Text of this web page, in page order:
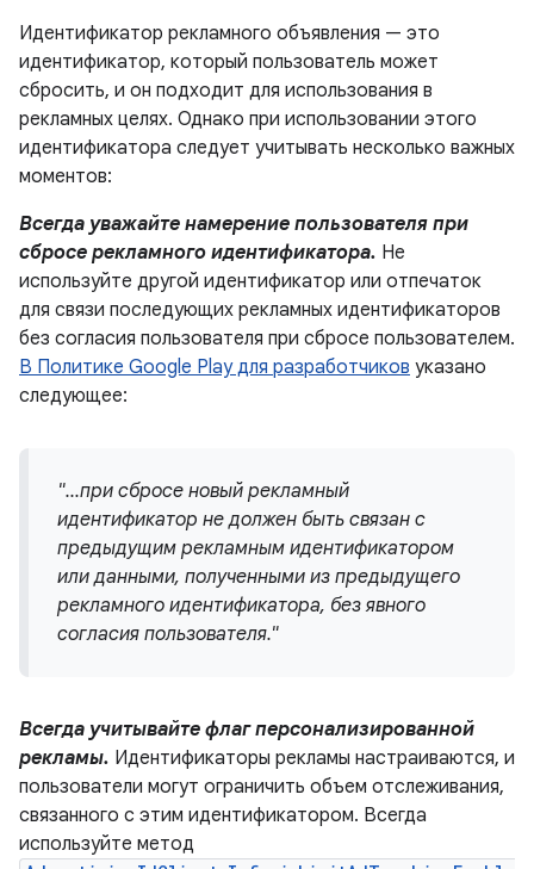
Идентификатор рекламного объявления — это
идентификатор, который пользователь может
сбросить, и он подходит для использования в
рекламных целях. Однако при использовании этого
идентификатора следует учитывать несколько важных
моментов:
Всегда уважайте намерение пользователя при
сбросе рекламного идентификатора. Не
используйте другой идентификатор или отпечаток
для связи последующих рекламных идентификаторов
без согласия пользователя при сбросе пользователем.
В Политике Google Play для разработчиков указано
следующее:
"...при сбросе новый рекламный
идентификатор не должен быть связан с
предыдущим рекламным идентификатором
или данными, полученными из предыдущего
рекламного идентификатора, без явного
согласия пользователя."
Всегда учитывайте флаг персонализированной
рекламы. Идентификаторы рекламы настраиваются, и
пользователи могут ограничить объем отслеживания,
связанного с этим идентификатором. Всегда
используйте метод